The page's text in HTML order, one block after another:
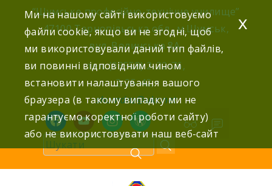
content
“Шумське професійно-технічне училище”
47100 Тернопільська обл., м.Шумськ,
вул. Волинська 8А,
тел: (03558) 2-22-76,
2-25-42,
shumdnz@ukr.net
facebookyoutubeinstagramwordpress
Ми на нашому сайті використовуємо
файли cookie, якщо ви не згодні, щоб
ми використовували даний тип файлів,
ви повинні відповідним чином
встановити налаштування вашого
браузера (в такому випадку ми не
гарантуємо коректної роботи сайту)
або не використовувати наш веб-сайт
x